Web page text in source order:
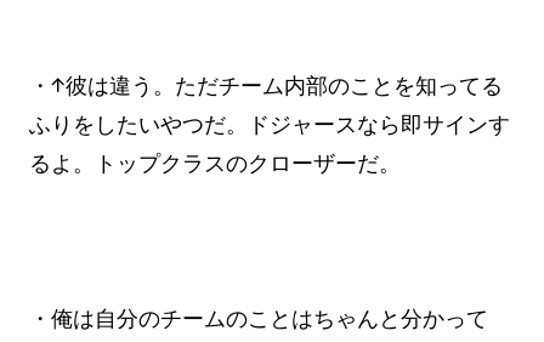
・↑彼は違う。ただチーム内部のことを知ってる
ふりをしたいやつだ。ドジャースなら即サインす
るよ。トップクラスのクローザーだ。
・俺は自分のチームのことはちゃんと分かって